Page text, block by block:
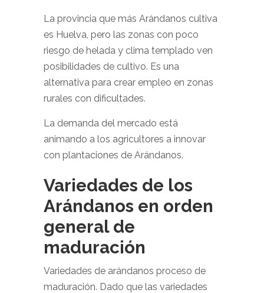
La provincia que más Arándanos cultiva
es Huelva, pero las zonas con poco
riesgo de helada y clima templado ven
posibilidades de cultivo. Es una
alternativa para crear empleo en zonas
rurales con dificultades.
La demanda del mercado está
animando a los agricultores a innovar
con plantaciones de Arándanos.
Variedades de los
Arándanos en orden
general de
maduración
Variedades de arándanos proceso de
maduración. Dado que las variedades